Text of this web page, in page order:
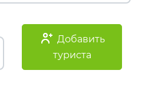
Добавить
туриста